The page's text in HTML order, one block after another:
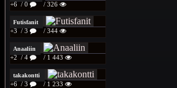
+6 / 0 / 326
Futisfanit
+3 / 3 / 344
Anaaliin
+2 / 4 / 1 443
takakontti
+6 / 3 / 1 233